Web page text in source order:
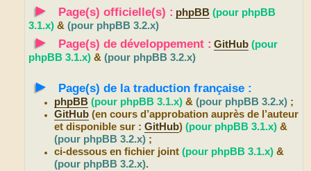
► Page(s) officielle(s) : phpBB (pour phpBB
3.1.x) & (pour phpBB 3.2.x)
► Page(s) de développement : GitHub (pour
phpBB 3.1.x) & (pour phpBB 3.2.x)
► Page(s) de la traduction française :
phpBB (pour phpBB 3.1.x) &(pour phpBB 3.2.x) ;
GitHub (en cours d’approbation auprès de l’auteur
et disponible sur :GitHub)(pour phpBB 3.1.x) &
(pour phpBB 3.2.x) ;
ci-dessous en fichier joint(pour phpBB 3.1.x) &
(pour phpBB 3.2.x).